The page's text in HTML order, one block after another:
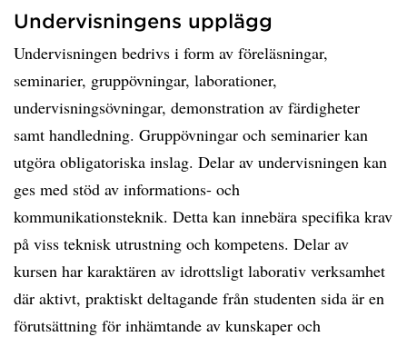
Undervisningens upplägg
Undervisningen bedrivs i form av föreläsningar,
seminarier, gruppövningar, laborationer,
undervisningsövningar, demonstration av färdigheter
samt handledning. Gruppövningar och seminarier kan
utgöra obligatoriska inslag. Delar av undervisningen kan
ges med stöd av informations- och
kommunikationsteknik. Detta kan innebära specifika krav
på viss teknisk utrustning och kompetens. Delar av
kursen har karaktären av idrottsligt laborativ verksamhet
där aktivt, praktiskt deltagande från studenten sida är en
förutsättning för inhämtande av kunskaper och